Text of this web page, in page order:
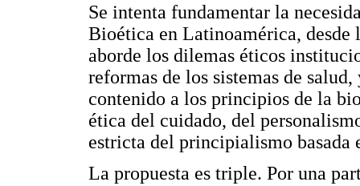
Se intenta fundamentar la
Bioética en Latinoamérica,
aborde los dilemas éticos
reformas de los sistemas de
contenido a los principios de la
ética del cuidado, del
estricta del principialismo basada
La propuesta es triple. Por una